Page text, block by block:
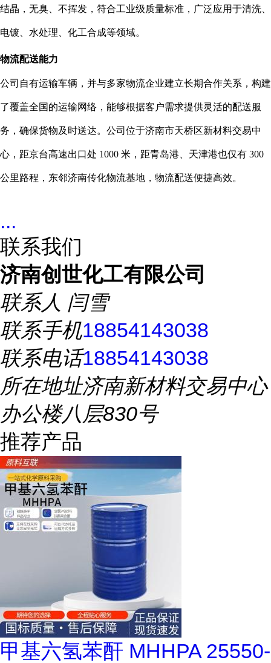
结晶，无臭、不挥发，符合工业级质量标准，广泛应用于清洗、
电镀、水处理、化工合成等领域。
物流配送能力
公司自有运输车辆，并与多家物流企业建立长期合作关系，构建
了覆盖全国的运输网络，能够根据客户需求提供灵活的配送服
务，确保货物及时送达。公司位于济南市天桥区新材料交易中
心，距京台高速出口处 1000 米，距青岛港、天津港也仅有 300
公里路程，东邻济南传化物流基地，物流配送便捷高效。
...
联系我们
济南创世化工有限公司
联系人 闫雪
联系手机18854143038
联系电话18854143038
所在地址济南新材料交易中心
办公楼八层830号
推荐产品
甲基六氢苯酐 MHHPA 25550-